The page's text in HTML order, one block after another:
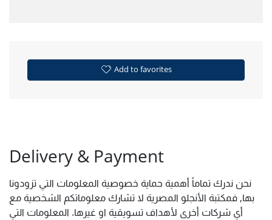
Add to favorites
Delivery & Payment
نحن ندرك تماماً أهمية حماية خصوصية المعلومات التي تزودونا
بها, فمكتبة الأنجلو المصرية لا تشارك معلوماتكم الشخصية مع
أي شركات أخرى لأهداف تسويقية او غيرها. المعلومات التي